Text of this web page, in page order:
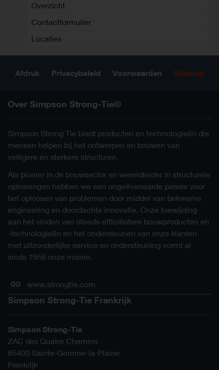
Overzicht
Contactformulier
Locaties
Afdruk Privacybeleid Voorwaarden Sitemap
Over Simpson Strong-Tie®
Simpson Strong Tie biedt producten en technologieën die
mensen helpen bij het ontwerpen en bouwen van
veiligere en sterkere structuren.
Als pionier in de bouwsector en wereldleider in structurele
oplossingen hebben we een ongeëvenaarde passie voor
het oplossen van problemen door middel van bekwame
engineering en doordachte innovatie. Onze toewijding
aan het vinden van steeds efficiëntere bouwproducten en
-technologieën en het ondersteunen van onze klanten
met uitzonderlijke service en ondersteuning vormt al
sinds 1956 onze missie.
www.strongtie.com
Simpson Strong-Tie Frankrijk
Simpson Strong-Tie
ZAC des Quatre Chemins
85400 Sainte-Gemme-la-Plaine
Frankrijk